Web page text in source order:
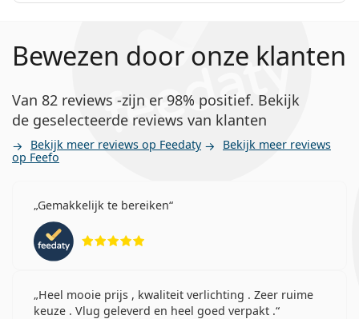
Bewezen door onze klanten
Van 82 reviews -zijn er 98% positief. Bekijk
de geselecteerde reviews van klanten
Bekijk meer reviews op Feedaty Bekijk meer reviews
op Feefo
Gemakkelijk te bereiken
Heel mooie prijs , kwaliteit verlichting . Zeer ruime
keuze . Vlug geleverd en heel goed verpakt .